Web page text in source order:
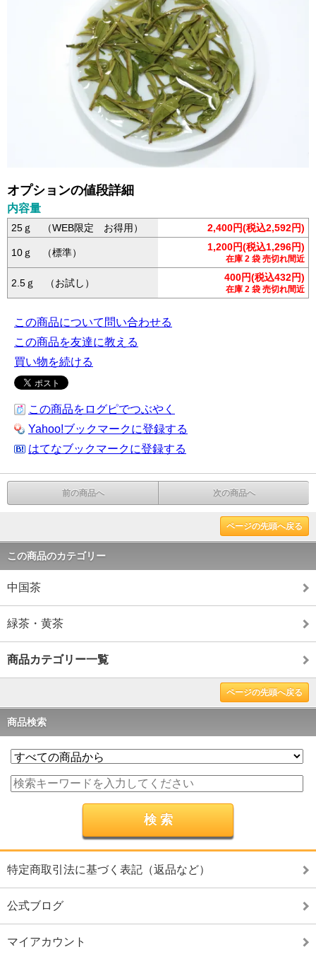
オプションの値段詳細
内容量
25ｇ （WEB限定 お得用） 2,400円(税込2,592円)
10ｇ （標準） 1,200円(税込1,296円)
在庫 2 袋 売切れ間近
2.5ｇ （お試し） 400円(税込432円)
在庫 2 袋 売切れ間近
この商品について問い合わせる
この商品を友達に教える
買い物を続ける
この商品をログピでつぶやく
Yahoo!ブックマークに登録する
はてなブックマークに登録する
前の商品へ 次の商品へ
ページの先頭へ戻る
この商品のカテゴリー
中国茶
緑茶・黄茶
商品カテゴリー一覧
ページの先頭へ戻る
商品検索
特定商取引法に基づく表記（返品など）
公式ブログ
マイアカウント